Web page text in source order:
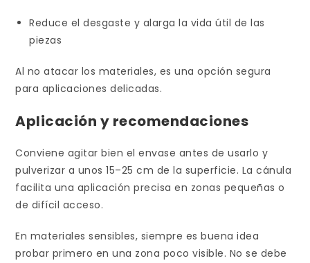
Reduce el desgaste y alarga la vida útil de las
piezas
Al no atacar los materiales, es una opción segura
para aplicaciones delicadas.
Aplicación y recomendaciones
Conviene agitar bien el envase antes de usarlo y
pulverizar a unos 15–25 cm de la superficie. La cánula
facilita una aplicación precisa en zonas pequeñas o
de difícil acceso.
En materiales sensibles, siempre es buena idea
probar primero en una zona poco visible. No se debe